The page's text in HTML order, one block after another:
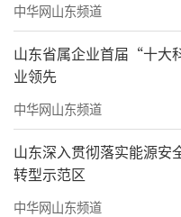
中华网山东频道
山东省属企业首届“十
业领先
中华网山东频道
山东深入贯彻落实能源安
转型示范区
中华网山东频道